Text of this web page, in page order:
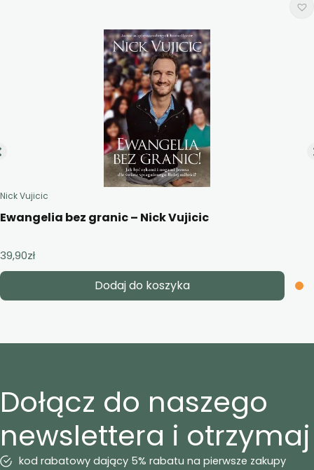
Nick Vujicic
Ewangelia bez granic – Nick Vujicic
39,90zł
Dodaj do koszyka
Dołącz do naszego
newslettera i otrzymaj
kod rabatowy dający 5% rabatu na pierwsze zakupy